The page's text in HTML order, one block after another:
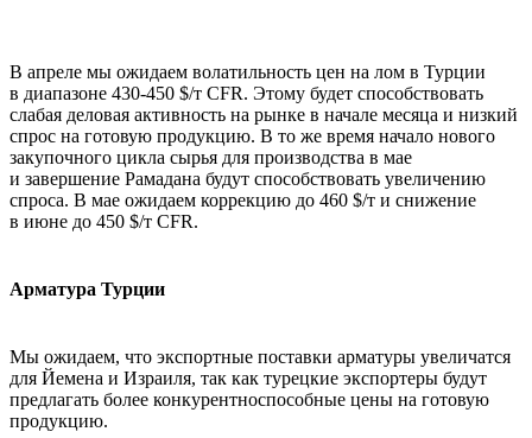
В апреле мы ожидаем волатильность цен на лом в Турции
в диапазоне 430-450 $/т CFR. Этому будет способствовать
слабая деловая активность на рынке в начале месяца и низкий
спрос на готовую продукцию. В то же время начало нового
закупочного цикла сырья для производства в мае
и завершение Рамадана будут способствовать увеличению
спроса. В мае ожидаем коррекцию до 460 $/т и снижение
в июне до 450 $/т CFR.
Арматура Турции
Мы ожидаем, что экспортные поставки арматуры увеличатся
для Йемена и Израиля, так как турецкие экспортеры будут
предлагать более конкурентноспособные цены на готовую
продукцию.